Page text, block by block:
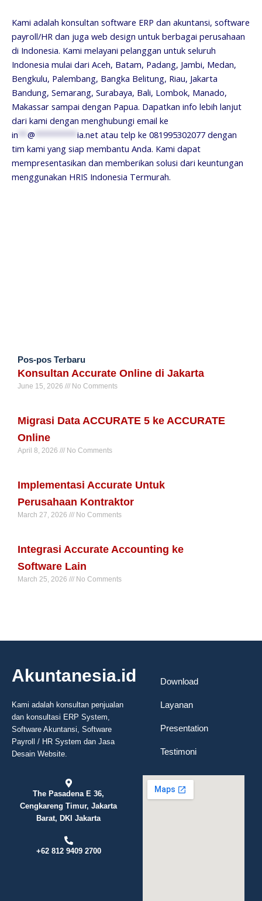
Kami adalah konsultan software ERP dan akuntansi, software
payroll/HR dan juga web design untuk berbagai perusahaan
di Indonesia. Kami melayani pelanggan untuk seluruh
Indonesia mulai dari Aceh, Batam, Padang, Jambi, Medan,
Bengkulu, Palembang, Bangka Belitung, Riau, Jakarta
Bandung, Semarang, Surabaya, Bali, Lombok, Manado,
Makassar sampai dengan Papua. Dapatkan info lebih lanjut
dari kami dengan menghubungi email ke
in
@ ia.net atau telp ke 081995302077 dengan
tim kami yang siap membantu Anda. Kami dapat
mempresentasikan dan memberikan solusi dari keuntungan
menggunakan HRIS Indonesia Termurah.
Pos-pos Terbaru
Konsultan Accurate Online di Jakarta
June 15, 2026 No Comments
Migrasi Data ACCURATE 5 ke ACCURATE
Online
April 8, 2026 No Comments
Implementasi Accurate Untuk
Perusahaan Kontraktor
March 27, 2026 No Comments
Integrasi Accurate Accounting ke
Software Lain
March 25, 2026 No Comments
Akuntanesia.id
Kami adalah konsultan penjualan
dan konsultasi ERP System,
Software Akuntansi, Software
Payroll / HR System dan Jasa
Desain Website.
The Pasadena E 36,
Cengkareng Timur, Jakarta
Barat, DKI Jakarta
+62 812 9409 2700
Download
Layanan
Presentation
Testimoni